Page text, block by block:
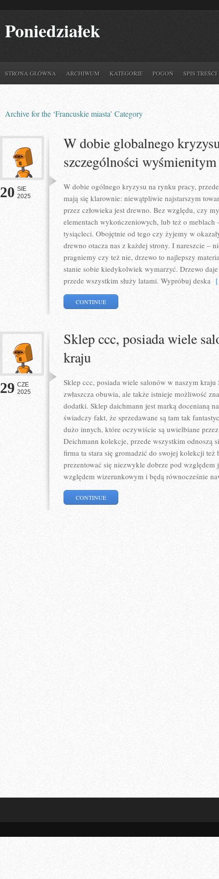
Poniedziałek
STRONA GŁÓWNA ARCHIWUM KATEGORIE POGOŃ SPIS TREŚCI
Archive for the ‘Francuskie miasta’ Category
20 SIE
2025
W dobie globalnego
szczególności wyśmienitym
W dobie ogólnego kryzysu na rynku pracy,
mają się klarownie: niewątpliwie najstarszym
przez człowieka jest drewno. Bez względu, czy
elementach wykończeniowych, lub też o meblach
tysiącleci. Obojętnie od tego czy żyjemy w
drewno otacza nas z każdej strony. I nareszcie –
pragniemy czy też nie, drzewo to najlepszy
stanie sobie kiedykolwiek wymarzyć. Drzewo
przede wszystkim służy latami. Wypróbuj deska
CONTINUE
29 CZE
2025
Sklep ccc, posiada wiele
kraju
Sklep ccc, posiada wiele salonów w naszym
zwłaszcza obuwia, ale także istnieje możliwość
dodatki. Sklep daichmann jest marką docenianą
świadczy fakt, że sprzedawane są tam tak
dużo innych, które oczywiście są uwielbiane
Deichmann kolekcje, przede wszystkim odnoszą
firma ta stara się gromadzić do swojej kolekcji
prezentować się niezwykle dobrze pod
względem wizerunkowym i będą równocześnie
CONTINUE